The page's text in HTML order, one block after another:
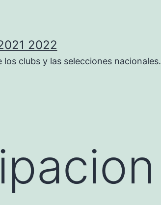
2022
clubs y las selecciones nacionales.